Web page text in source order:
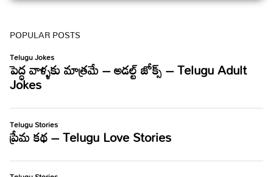
POPULAR POSTS